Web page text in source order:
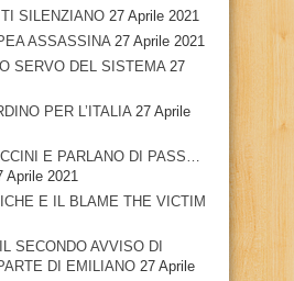
SILENZIANO 27 Aprile 2021
ASSASSINA 27 Aprile 2021
SERVO DEL SISTEMA 27
PER L’ITALIA 27 Aprile
E PARLANO DI PASS…
Aprile 2021
E IL BLAME THE VICTIM
SECONDO AVVISO DI
DI EMILIANO 27 Aprile